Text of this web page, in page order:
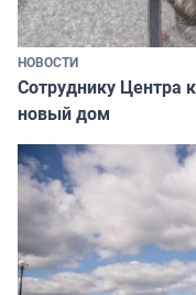
НОВОСТИ
Сотруднику Центра
новый дом